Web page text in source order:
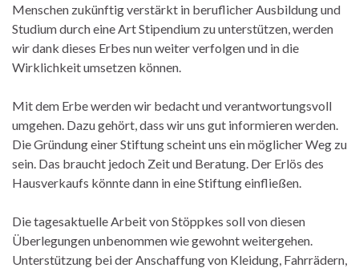
Menschen zukünftig verstärkt in beruflicher Ausbildung und
Studium durch eine Art Stipendium zu unterstützen, werden
wir dank dieses Erbes nun weiter verfolgen und in die
Wirklichkeit umsetzen können.
Mit dem Erbe werden wir bedacht und verantwortungsvoll
umgehen. Dazu gehört, dass wir uns gut informieren werden.
Die Gründung einer Stiftung scheint uns ein möglicher Weg zu
sein. Das braucht jedoch Zeit und Beratung. Der Erlös des
Hausverkaufs könnte dann in eine Stiftung einfließen.
Die tagesaktuelle Arbeit von Stöppkes soll von diesen
Überlegungen unbenommen wie gewohnt weitergehen.
Unterstützung bei der Anschaffung von Kleidung, Fahrrädern,